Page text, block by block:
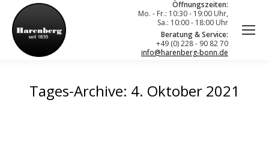
Öffnungszeiten:
Mo. - Fr.: 10:30 - 19:00 Uhr,
Sa.: 10:00 - 18:00 Uhr
Beratung & Service:
+49 (0) 228 - 90 82 70
info@harenberg-bonn.de
Tages-Archive: 4. Oktober 2021